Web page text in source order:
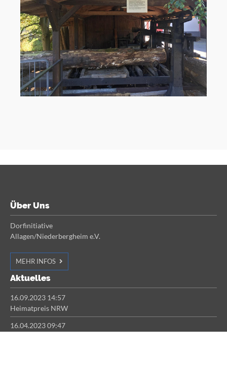
Über Uns
Dorfinitiative
Allagen/Niederbergheim e.V.
MEHR INFOS
Aktuelles
16.09.2023 14:57
Heimatpreis NRW
16.04.2023 09:47